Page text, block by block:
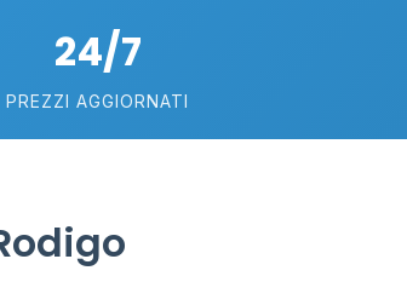
24/7
PREZZI AGGIORNATI